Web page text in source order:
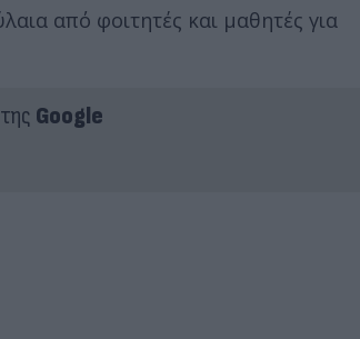
από φοιτητές και μαθητές για
Google